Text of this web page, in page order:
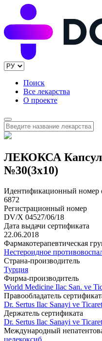
Поиск
Все лекарства
О проекте
ЛЕКОКСА
№30(3x10)
Идентификационный номер
6872
Регистрационный номер
DV/X 04527/06/18
Дата выдачи сертификата
22.06.2018
Фармакотерапевтическая
Нестероидное
Страна-производитель
Турция
Фирма-производитель
World Medicine Ilac San. ve
Правообладатель
Dr. Sertus Ilac Sanayi ve
Держатель сертификата
Dr. Sertus Ilac Sanayi ve
Международный